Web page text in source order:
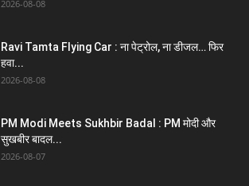
2026-08-08
Ravi Tamta Flying Car : ना पेट्रोल, ना डीजल… फिर
हवा...
2026-08-08
PM Modi Meets Sukhbir Badal : PM मोदी और
सुखबीर बादल...
2026-08-07